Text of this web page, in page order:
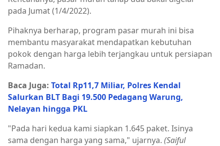
pada Jumat (1/4/2022).
Pihaknya berharap, program pasar murah ini bisa
membantu masyarakat mendapatkan kebutuhan
pokok dengan harga lebih terjangkau untuk persiapan
Ramadan.
Baca Juga: Total Rp11,7 Miliar, Polres Kendal
Salurkan BLT Bagi 19.500 Pedagang Warung,
Nelayan hingga PKL
"Pada hari kedua kami siapkan 1.645 paket. Isinya
sama dengan harga yang sama," ujarnya. (Saiful